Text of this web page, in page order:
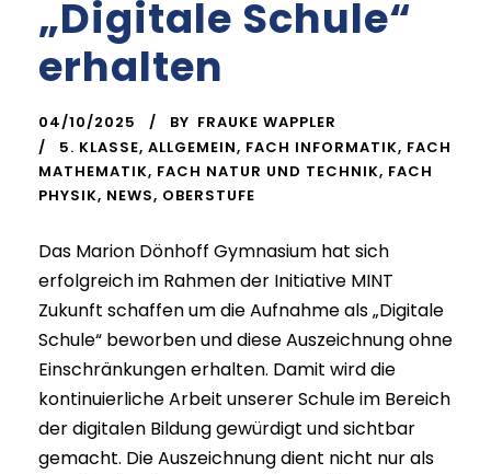
„Digitale Schule“
erhalten
04/10/2025 BY FRAUKE WAPPLER
5. KLASSE, ALLGEMEIN, FACH INFORMATIK, FACH
MATHEMATIK, FACH NATUR UND TECHNIK, FACH
PHYSIK, NEWS, OBERSTUFE
Das Marion Dönhoff Gymnasium hat sich
erfolgreich im Rahmen der Initiative MINT
Zukunft schaffen um die Aufnahme als „Digitale
Schule“ beworben und diese Auszeichnung ohne
Einschränkungen erhalten. Damit wird die
kontinuierliche Arbeit unserer Schule im Bereich
der digitalen Bildung gewürdigt und sichtbar
gemacht. Die Auszeichnung dient nicht nur als